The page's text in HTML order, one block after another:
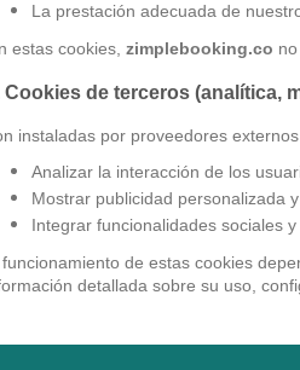
La prestación adecuada de
estas cookies, zimplebooking.co
Cookies de terceros (analítica,
instaladas por proveedores
Analizar la interacción de los
Mostrar publicidad personalizada
Integrar funcionalidades sociales
funcionamiento de estas cookies
detallada sobre su uso,